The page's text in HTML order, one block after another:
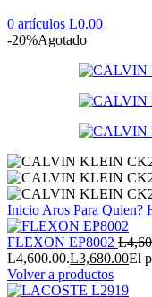
0 artículos L0.00
-20%Agotado
Inicio Aros Para Quien?
FLEXON EP8002 L
L4,600.00.L3,680.00El
Volver a productos